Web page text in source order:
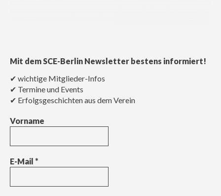
Mit dem SCE-Berlin Newsletter bestens informiert!
✔ wichtige Mitglieder-Infos
✔ Termine und Events
✔ Erfolgsgeschichten aus dem Verein
Vorname
E-Mail *